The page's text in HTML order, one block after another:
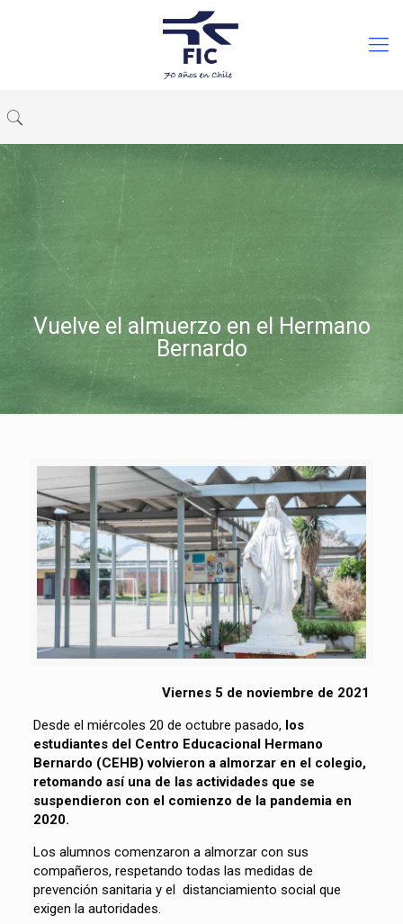
Vuelve el almuerzo en el Hermano
Bernardo
Viernes 5 de noviembre de 2021
Desde el miércoles 20 de octubre pasado, los
estudiantes del Centro Educacional Hermano
Bernardo (CEHB) volvieron a almorzar en el colegio,
retomando así una de las actividades que se
suspendieron con el comienzo de la pandemia en
2020.
Los alumnos comenzaron a almorzar con sus
compañeros, respetando todas las medidas de
prevención sanitaria y el distanciamiento social que
exigen la autoridades.